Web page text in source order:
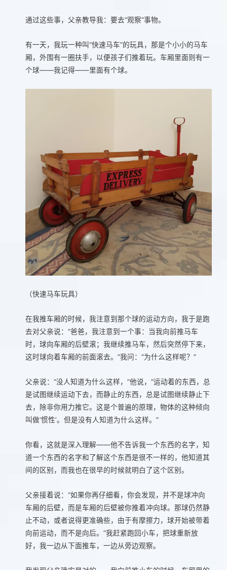
通过这些事，父亲教导我：要去“观察”事物。
有一天，我玩一种叫“快速马车”的玩具，那是个小小的马车
厢，外围有一圈扶手，以便孩子们推着玩。车厢里面则有一
个球——我记得——里面有个球。
（快速马车玩具）
在我推车厢的时候，我注意到那个球的运动方向，我于是跑
去对父亲说：“爸爸，我注意到一个事：当我向前推马车
时，球向车厢的后壁滚；我继续推马车，然后突然停下来，
这时球向着车厢的前面滚去。”我问：“为什么这样呢？”
父亲说：“没人知道为什么这样，”他说，“运动着的东西，总
是试图继续运动下去，而静止的东西，总是试图继续静止下
去，除非你用力推它。这是个普遍的原理，物体的这种倾向
叫做‘惯性’。但是没有人知道为什么这样。”
你看，这就是深入理解——他不告诉我一个东西的名字，知
道一个东西的名字和了解这个东西是很不一样的，他知道其
间的区别，而我也在很早的时候就明白了这个区别。
父亲接着说：“如果你再仔细看，你会发现，并不是球冲向
车厢的后壁，而是车厢的后壁被你推着冲向球。那球仍然静
止不动，或者说得更准确些，由于有摩擦力，球开始被带着
向前运动，而不是向后。”我赶紧跑回小车，把球重新放
好，我一边从下面推车，一边从旁边观察。